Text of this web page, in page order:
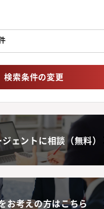
検索条件の変更
ェントに相談（無料）
お考えの方はこちら